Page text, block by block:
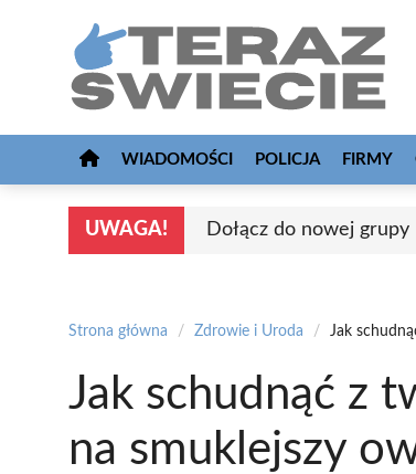
WIADOMOŚCI POLICJA FIRMY
UWAGA! Dołącz do nowej grupy
Strona główna / Zdrowie i Uroda / Jak
Jak schudnąć z
na smuklejszy